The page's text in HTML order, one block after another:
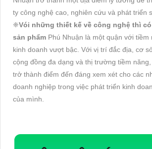
ty công nghệ cao, nghiên cứu và phát triển
❈Vói những thiết kế về công nghệ thì
sản phẩm Phú Nhuận là một quận với tiềm
kinh doanh vượt bậc. Với vị trí đắc địa, cơ
cộng đồng đa dạng và thị trường tiềm
trở thành điểm đến đáng xem xét cho các
doanh nghiệp trong việc phát triển kinh
của mình.